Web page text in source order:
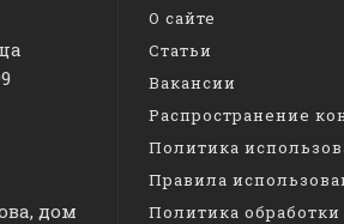
дом
О сайте
Статьи
Вакансии
Распространение
Политика
Правила
Политика